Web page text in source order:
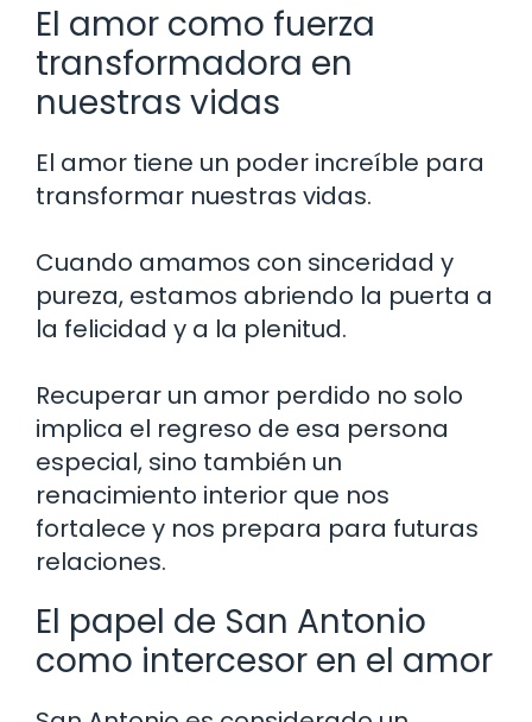
El amor como fuerza
transformadora en
nuestras vidas
El amor tiene un poder increíble para
transformar nuestras vidas.
Cuando amamos con sinceridad y
pureza, estamos abriendo la puerta a
la felicidad y a la plenitud.
Recuperar un amor perdido no solo
implica el regreso de esa persona
especial, sino también un
renacimiento interior que nos
fortalece y nos prepara para futuras
relaciones.
El papel de San Antonio
como intercesor en el amor